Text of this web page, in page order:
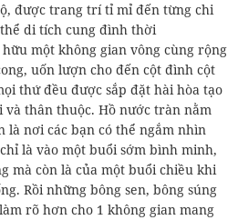
được trang trí tỉ mỉ đến từng chi
di tích cung đình thời
hữu một không gian vông cùng rộng
uốn lượn cho đến cột đình cột
thứ đều được sắp đặt hài hòa tạo
và thân thuộc. Hồ nước tràn nằm
là nơi các bạn có thể ngắm nhìn
là vào một buổi sớm bình minh,
mà còn là của một buổi chiều khi
Rồi những bông sen, bông súng
rõ hơn cho 1 không gian mang